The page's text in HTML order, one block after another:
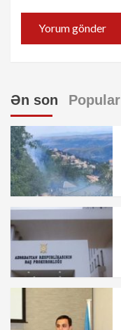
Ən son Popular